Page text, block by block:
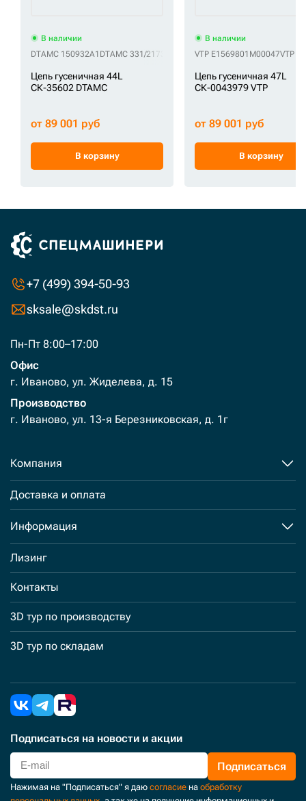
В наличии
DTAMC 150932A1 DTAMC 331/21730 DTAMC 9092932DTAMC 9145315
Цепь гусеничная 44L
СК-35602 DTAMC
от 89 001 руб
В корзину
В наличии
VTP E1569801M00047VTP
Цепь гусеничная 47L
СК-0043979 VTP
от 89 001 руб
В корзину
+7 (499) 394-50-93
sksale@skdst.ru
Пн-Пт 8:00–17:00
Офис
г. Иваново, ул. Жиделева, д. 15
Производство
г. Иваново, ул. 13-я Березниковская, д. 1г
Компания
Доставка и оплата
Информация
Лизинг
Контакты
3D тур по производству
3D тур по складам
Подписаться на новости и акции
Подписаться
Нажимая на "Подписаться" я даю согласие на обработку